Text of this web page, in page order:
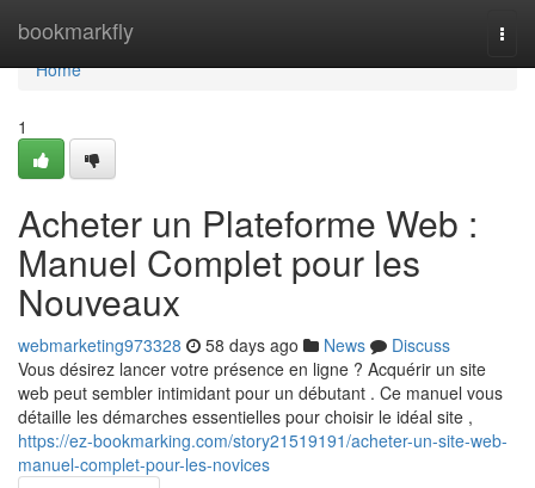
bookmarkfly
Home
Home
1
Acheter un Plateforme Web :
Manuel Complet pour les
Nouveaux
webmarketing973328 58 days ago News
Discuss
Vous désirez lancer votre présence en ligne ? Acquérir un site
web peut sembler intimidant pour un débutant . Ce manuel vous
détaille les démarches essentielles pour choisir le idéal site ,
https://ez-bookmarking.com/story21519191/acheter-un-site-web-
manuel-complet-pour-les-novices